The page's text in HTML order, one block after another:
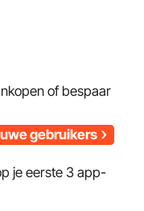
of bespaar
gebruikers
je eerste 3 app-